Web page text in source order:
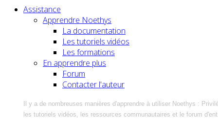
Assistance
Apprendre Noethys
La documentation
Les tutoriels vidéos
Les formations
En apprendre plus
Forum
Contacter l'auteur
Il y a de nombreuses manières d'apprendre à utiliser Noethys :
les tutoriels vidéos, les ressources communautaires et le forum